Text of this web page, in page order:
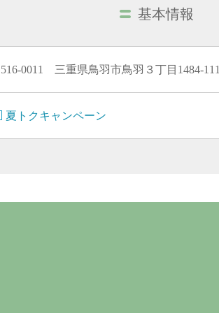
基本情報
0011 三重県鳥羽市鳥羽３丁目1484-111
夏トクキャンペーン